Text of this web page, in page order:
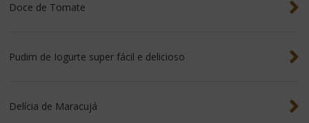
Doce de Tomate
Pudim de Iogurte super fácil e delicioso
Delícia de Maracujá